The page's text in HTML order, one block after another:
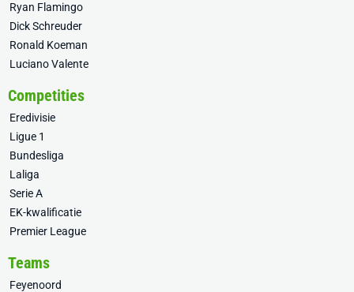
Ryan Flamingo
Dick Schreuder
Ronald Koeman
Luciano Valente
Competities
Eredivisie
Ligue 1
Bundesliga
Laliga
Serie A
EK-kwalificatie
Premier League
Teams
Feyenoord